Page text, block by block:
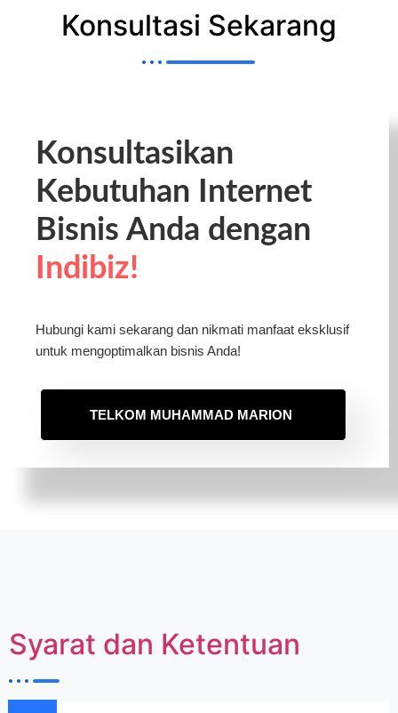
Konsultasi Sekarang
Konsultasikan
Kebutuhan Internet
Bisnis Anda dengan
Indibiz!
Hubungi kami sekarang dan nikmati manfaat eksklusif
untuk mengoptimalkan bisnis Anda!
TELKOM MUHAMMAD MARION
Syarat dan Ketentuan